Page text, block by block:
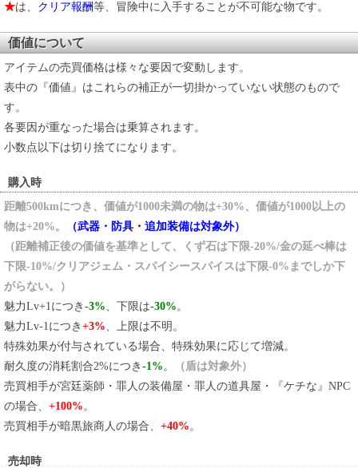
★は、 クリア報酬等、冒険中に入手することが不可能な物です。
価値について
アイテムの売買価格は様々な要因で変動します。
表中の『価値』はこれらの補正が一切掛かっていない状態のもので
す。
各要因が重なった場合は乗算されます。
小数点以下は切り捨てになります。
購入時
距離500kmにつき、価値が1000未満の物は+30%、価値が1000以上の
物は+20% 。
（武器・防具・追加装備は対象外）
（距離補正後の価値を基準として、くず石は下限-20%/金の延べ棒は
下限-10%/クリアジェム・スパイシースパイスは下限-0%までしか下
がらない。）
魅力Lv+1につき -3% 、下限は-30% 。
魅力Lv-1につき +3% 、上限は不明。
特殊効果が付与されている場合、特殊効果に応じて増減。
耐久度の消耗割合2%につき -1% 。
（盾は対象外）
売買相手が宮廷薬師・罪人の装備屋・罪人の道具屋・『ケチな』NPC
の場合、 +100% 。
売買相手が暗黒旅商人の場合、 +40% 。
売却時